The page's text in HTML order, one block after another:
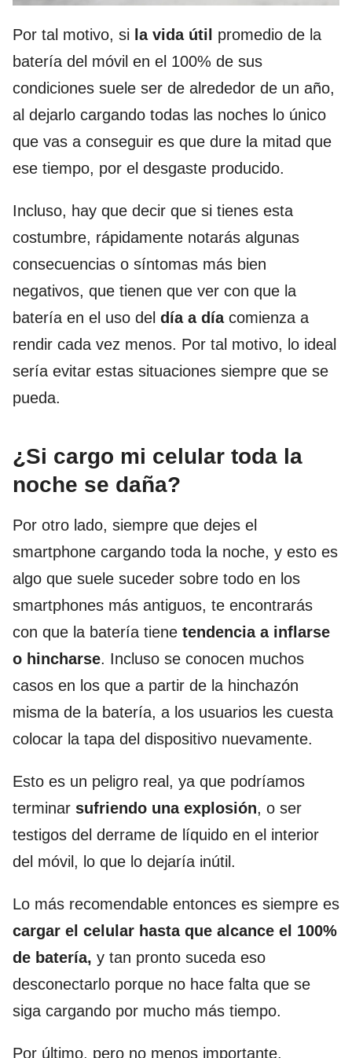
Por tal motivo, si la vida útil
promedio de la
batería del móvil en el 100% de sus
condiciones suele ser de alrededor de un año,
al dejarlo cargando todas las noches lo único
que vas a conseguir es que dure la mitad que
ese tiempo, por el desgaste producido.
Incluso, hay que decir que si tienes esta
costumbre, rápidamente notarás algunas
consecuencias o síntomas más bien
negativos, que tienen que ver con que la
batería en el uso del día a díacomienza a
rendir cada vez menos. Por tal motivo, lo ideal
sería evitar estas situaciones siempre que se
pueda.
¿Si cargo mi celular toda la
noche se daña?
Por otro lado, siempre que dejes el
smartphone cargando toda la noche, y esto es
algo que suele suceder sobre todo en los
smartphones más antiguos, te encontrarás
con que la batería tiene tendencia a inflarse
o hincharse. Incluso se conocen muchos
casos en los que a partir de la hinchazón
misma de la batería, a los usuarios les cuesta
colocar la tapa del dispositivo nuevamente.
Esto es un peligro real, ya que podríamos
terminar sufriendo una explosión, o ser
testigos del derrame de líquido en el interior
del móvil, lo que lo dejaría inútil.
Lo más recomendable entonces es siempre es
cargar el celular hasta que alcance el 100%
de batería, y tan pronto suceda eso
desconectarlo porque no hace falta que se
siga cargando por mucho más tiempo.
Por último, pero no menos importante,